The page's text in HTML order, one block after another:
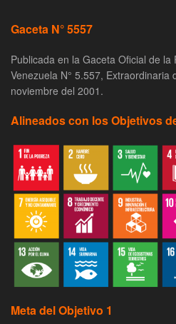
Gaceta N° 5557
Publicada en la Gaceta Oficial de la
Venezuela N° 5.557, Extraordinaria
noviembre del 2001.
Alineados con los Objetivos
Meta del Objetivo 1